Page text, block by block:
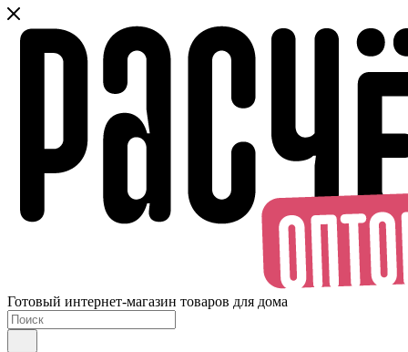
Готовый интернет-магазин товаров для дома